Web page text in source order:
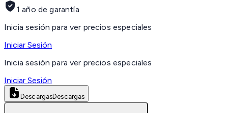
1 año de garantía
Inicia sesión para ver precios especiales
Iniciar Sesión
Inicia sesión para ver precios especiales
Iniciar Sesión
DescargasDescargas